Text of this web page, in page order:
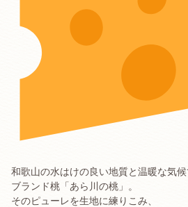
和歌山の水はけの良い地質と温暖な気
ブランド桃「あら川の桃」。
そのピューレを生地に練りこみ、